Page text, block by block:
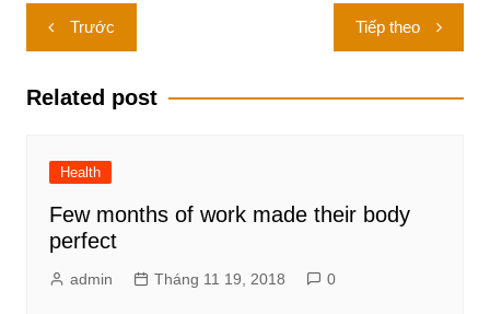
Điều
hướng
bài
Trước Tiếp theo
Related post
Health
Few months of work made their body
perfect
admin Tháng 11 19, 2018 0